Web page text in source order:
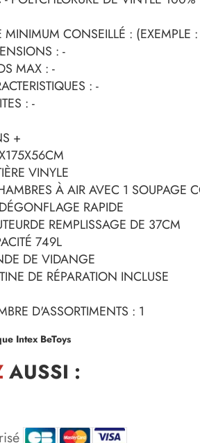
MINIMUM CONSEILLÉ :
: -
MAX : -
: -
: -
+
VINYLE
À AIR AVEC 1 SOUPAGE
RAPIDE
REMPLISSAGE DE 37CM
749L
DE VIDANGE
DE RÉPARATION INCLUSE
D'ASSORTIMENTS : 1
Intex BeToys
AUSSI :